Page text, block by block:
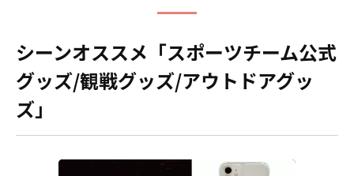
シーンオススメ「スポーツチーム公式
グッズ/観戦グッズ/アウトドアグッ
ズ」